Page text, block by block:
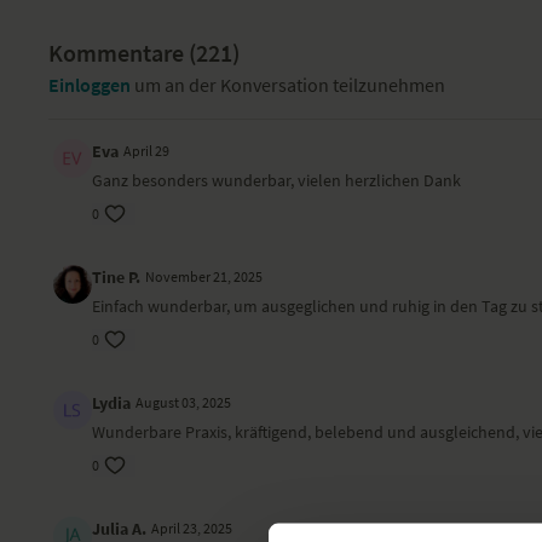
Kommentare (221)
Einloggen um an der Konversation teilzunehmen
Eva April 29
Ganz besonders wunderbar, vielen herzlichen Dank
0
Tine P. November 21, 2025
Einfach wunderbar, um ausgeglichen und ruhig in den Tag zu
0
Lydia August 03, 2025
Wunderbare Praxis, kräftigend, belebend und ausgleichend,
0
Julia A. April 23, 2025